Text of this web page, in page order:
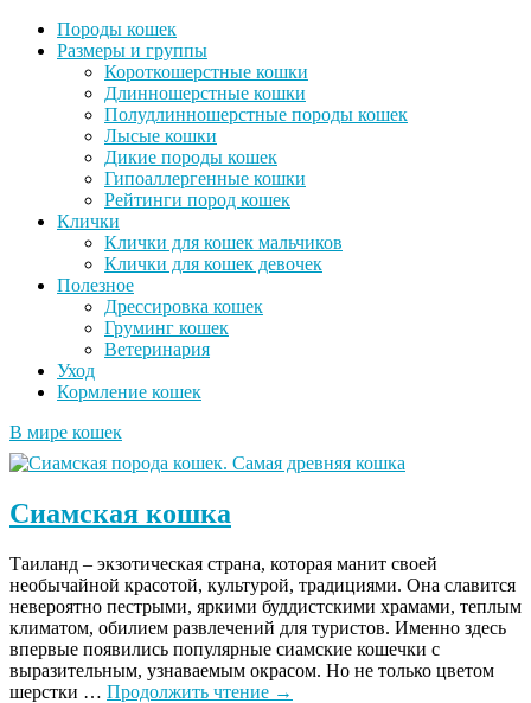
Породы кошек
Размеры и группы
Короткошерстные кошки
Длинношерстные кошки
Полудлинношерстные породы кошек
Лысые кошки
Дикие породы кошек
Гипоаллергенные кошки
Рейтинги пород кошек
Клички
Клички для кошек мальчиков
Клички для кошек девочек
Полезное
Дрессировка кошек
Груминг кошек
Ветеринария
Уход
Кормление кошек
В мире кошек
Сиамская кошка
Таиланд – экзотическая страна, которая манит своей
необычайной красотой, культурой, традициями. Она славится
невероятно пестрыми, яркими буддистскими храмами, теплым
климатом, обилием развлечений для туристов. Именно здесь
впервые появились популярные сиамские кошечки с
выразительным, узнаваемым окрасом. Но не только цветом
шерстки … Продолжить чтение →